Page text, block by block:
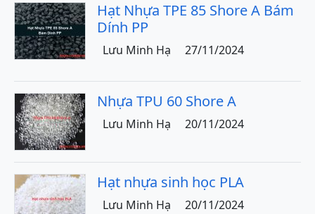
Hạt Nhựa TPE 85 Shore A Bám
Dính PP
Lưu Minh Hạ 27/11/2024
Nhựa TPU 60 Shore A
Lưu Minh Hạ 20/11/2024
Hạt nhựa sinh học PLA
Lưu Minh Hạ 20/11/2024